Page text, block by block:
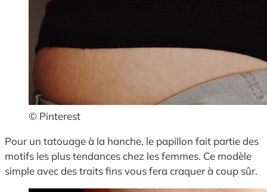
© Pinterest
Pour un tatouage à la hanche, le papillon fait partie des
motifs les plus tendances chez les femmes. Ce modèle
simple avec des traits fins vous fera craquer à coup sûr.